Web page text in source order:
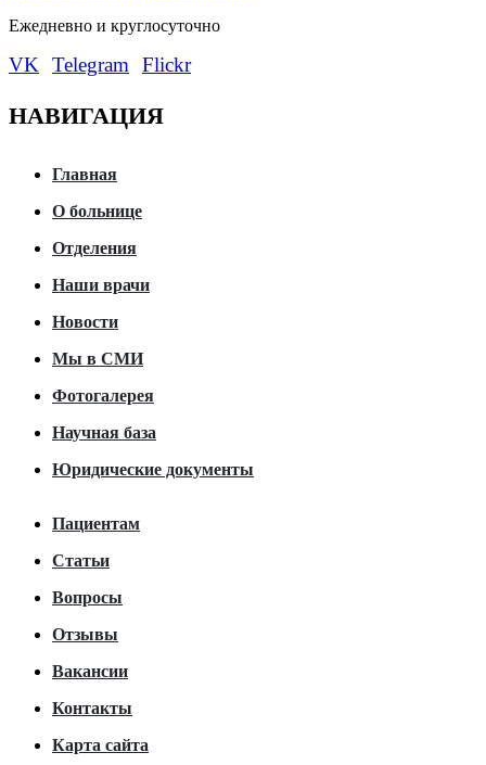
Eжедневно и круглосуточно
VK Telegram Flickr
НАВИГАЦИЯ
Главная
О больнице
Отделения
Наши врачи
Новости
Мы в СМИ
Фотогалерея
Научная база
Юридические документы
Пациентам
Статьи
Вопросы
Отзывы
Вакансии
Контакты
Карта сайта